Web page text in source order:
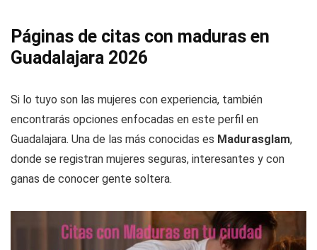
Páginas de citas con maduras en
Guadalajara 2026
Si lo tuyo son las mujeres con experiencia, también
encontrarás opciones enfocadas en este perfil en
Guadalajara. Una de las más conocidas es Madurasglam,
donde se registran mujeres seguras, interesantes y con
ganas de conocer gente soltera.